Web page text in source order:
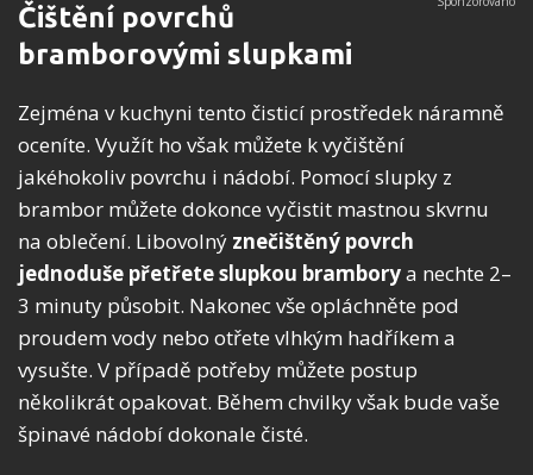
Čištění povrchů
bramborovými slupkami
Zejména v kuchyni tento čisticí prostředek náramně
oceníte. Využít ho však můžete k vyčištění
jakéhokoliv povrchu i nádobí. Pomocí slupky z
brambor můžete dokonce vyčistit mastnou skvrnu
na oblečení. Libovolný znečištěný povrch
jednoduše přetřete slupkou bramborya nechte 2–
3 minuty působit. Nakonec vše opláchněte pod
proudem vody nebo otřete vlhkým hadříkem a
vysušte. V případě potřeby můžete postup
několikrát opakovat. Během chvilky však bude vaše
špinavé nádobí dokonale čisté.